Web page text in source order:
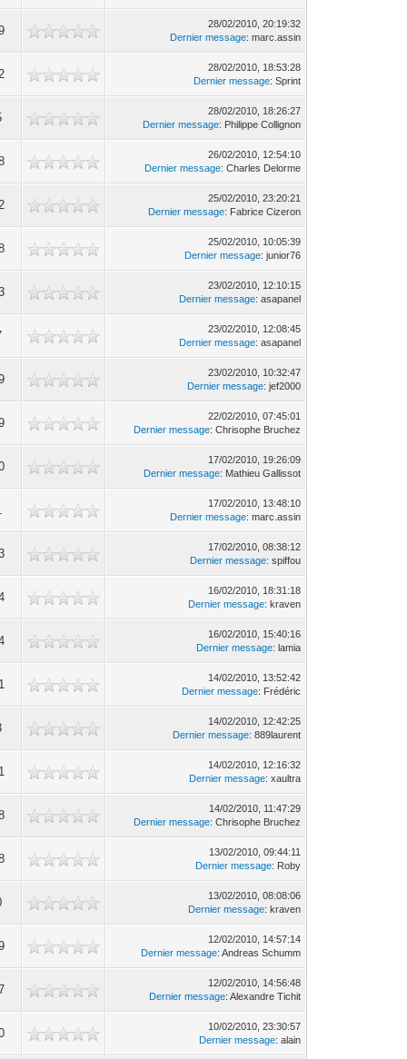
28/02/2010, 20:19:32
Dernier message: marc.assin
28/02/2010, 18:53:28
Dernier message: Sprint
28/02/2010, 18:26:27
Dernier message: Philippe Collignon
26/02/2010, 12:54:10
Dernier message: Charles Delorme
25/02/2010, 23:20:21
Dernier message: Fabrice Cizeron
25/02/2010, 10:05:39
Dernier message: junior76
23/02/2010, 12:10:15
Dernier message: asapanel
23/02/2010, 12:08:45
Dernier message: asapanel
23/02/2010, 10:32:47
Dernier message: jef2000
22/02/2010, 07:45:01
Dernier message: Chrisophe Bruchez
17/02/2010, 19:26:09
Dernier message: Mathieu Gallissot
17/02/2010, 13:48:10
Dernier message: marc.assin
17/02/2010, 08:38:12
Dernier message: spiffou
16/02/2010, 18:31:18
Dernier message: kraven
16/02/2010, 15:40:16
Dernier message: lamia
14/02/2010, 13:52:42
Dernier message: Frédéric
14/02/2010, 12:42:25
Dernier message: 889laurent
14/02/2010, 12:16:32
Dernier message: xaultra
14/02/2010, 11:47:29
Dernier message: Chrisophe Bruchez
13/02/2010, 09:44:11
Dernier message: Roby
13/02/2010, 08:08:06
Dernier message: kraven
12/02/2010, 14:57:14
Dernier message: Andreas Schumm
12/02/2010, 14:56:48
Dernier message: Alexandre Tichit
10/02/2010, 23:30:57
Dernier message: alain